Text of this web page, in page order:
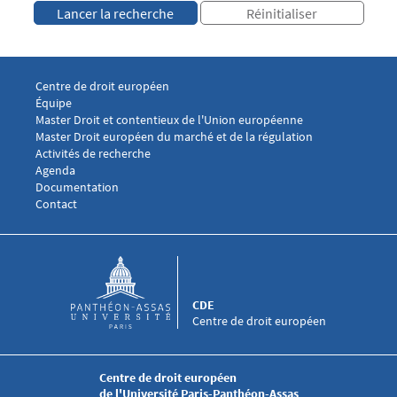
Menu footer CDE 1
Centre de droit européen
Équipe
Menu footer CDE 2
Master Droit et contentieux de l'Union européenne
Master Droit européen du marché et de la régulation
Menu footer CDE 3
Activités de recherche
Agenda
Documentation
Menu footer CDE 4
Contact
Centre de droit européen
CDE
Centre de droit européen
de l'Université Paris-Panthéon-Assas